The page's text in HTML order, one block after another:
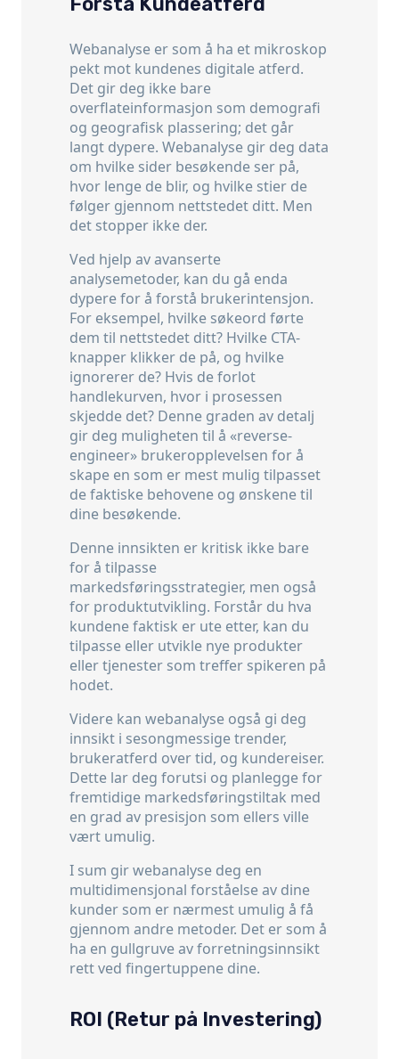
Webanalyse er som å ha et mikroskop
pekt mot kundenes digitale atferd.
Det gir deg ikke bare
overflateinformasjon som demografi
og geografisk plassering; det går
langt dypere. Webanalyse gir deg data
om hvilke sider besøkende ser på,
hvor lenge de blir, og hvilke stier de
følger gjennom nettstedet ditt. Men
det stopper ikke der.
Ved hjelp av avanserte
analysemetoder, kan du gå enda
dypere for å forstå brukerintensjon.
For eksempel, hvilke søkeord førte
dem til nettstedet ditt? Hvilke CTA-
knapper klikker de på, og hvilke
ignorerer de? Hvis de forlot
handlekurven, hvor i prosessen
skjedde det? Denne graden av detalj
gir deg muligheten til å «reverse-
engineer» brukeropplevelsen for å
skape en som er mest mulig tilpasset
de faktiske behovene og ønskene til
dine besøkende.
Denne innsikten er kritisk ikke bare
for å tilpasse
markedsføringsstrategier, men også
for produktutvikling. Forstår du hva
kundene faktisk er ute etter, kan du
tilpasse eller utvikle nye produkter
eller tjenester som treffer spikeren på
hodet.
Videre kan webanalyse også gi deg
innsikt i sesongmessige trender,
brukeratferd over tid, og kundereiser.
Dette lar deg forutsi og planlegge for
fremtidige markedsføringstiltak med
en grad av presisjon som ellers ville
vært umulig.
I sum gir webanalyse deg en
multidimensjonal forståelse av dine
kunder som er nærmest umulig å få
gjennom andre metoder. Det er som å
ha en gullgruve av forretningsinnsikt
rett ved fingertuppene dine.
ROI (Retur på Investering)